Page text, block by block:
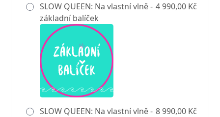
SLOW QUEEN: Na vlastní vlně -
základní balíček
4 990,00 Kč
SLOW QUEEN: Na vlastní vlně - 8 990,00 Kč